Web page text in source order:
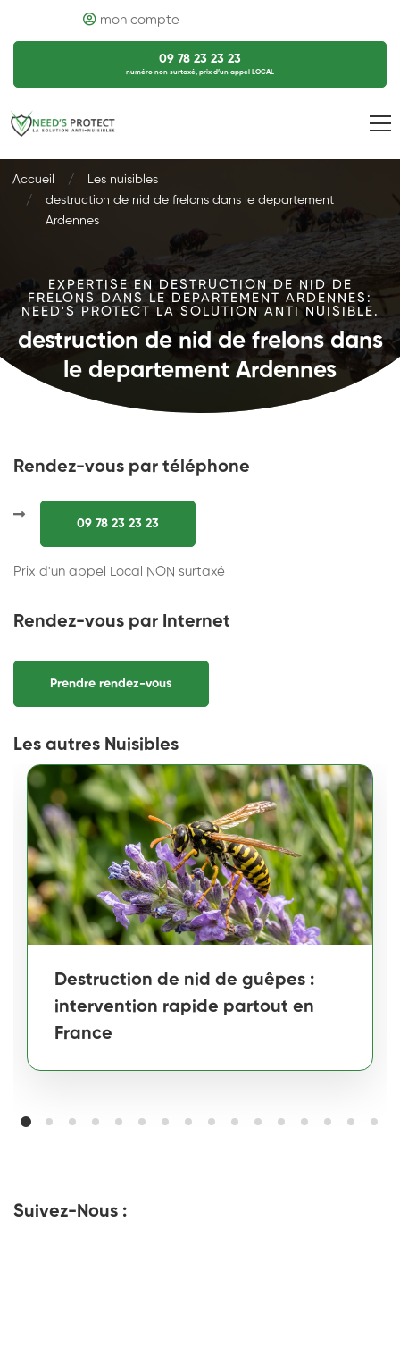
mon compte
09 78 23 23 23
numéro non surtaxé, prix d’un appel LOCAL
Accueil
Les nuisibles
destruction de nid de frelons dans le departement
Ardennes
EXPERTISE EN DESTRUCTION DE NID DE
FRELONS DANS LE DEPARTEMENT ARDENNES:
NEED'S PROTECT LA SOLUTION ANTI NUISIBLE.
destruction de nid de frelons dans
le departement Ardennes
Rendez-vous par téléphone
09 78 23 23 23
Prix d'un appel Local NON surtaxé
Rendez-vous par Internet
Prendre rendez-vous
Les autres Nuisibles
Destruction de nid de guêpes :
intervention rapide partout en
France
Suivez-Nous :